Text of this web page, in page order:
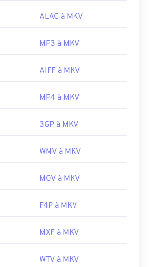
ALAC à MKV
MP3 à MKV
AIFF à MKV
MP4 à MKV
3GP à MKV
WMV à MKV
MOV à MKV
F4P à MKV
MXF à MKV
WTV à MKV